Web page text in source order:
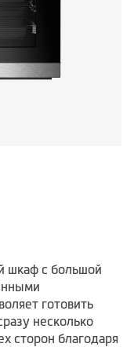
шкаф с большой
готовить
несколько
сторон благодаря